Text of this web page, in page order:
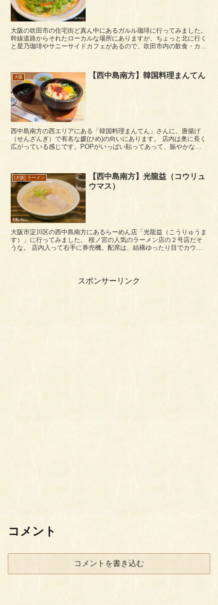
大阪の吹田市の住宅街ど真ん中にあるガルル珈琲に行ってみました。
幹線道路からそれたローカルな場所にありますが、ちょっと北に行く
と星乃珈琲やサニーサイドカフェがあるので、吹田市内の飲食・カフ
大阪 【西中島南方】韓国料理まんてん
西中島南方の西エリアにある「韓国料理まんてん」さんに。唐揚げ
（せんざんぎ）で有名な媛(ひめ)の向いにあります。 店内は奥に長く
広がっている感じです。POPがいっぱい貼ってあって、賑やかな感
[大阪] ラーメン
【西中島南方】光龍益（コウリュ
ウマス）
大阪市淀川区の西中島南方にあるらーめん店「光龍益（こうりゅうま
す）」に行ってみました。 桜ノ宮の人気のラーメン店の２号店だそ
うな。 店内入って右手に券売機。配席は、結構ゆったり目でカウン
スポンサーリンク
コメント
コメントを書き込む